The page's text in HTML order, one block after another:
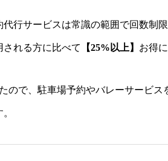
行サービスは常識の範囲で回数制限
れる方に比べて 【25%以上】 お得
ので、駐車場予約やバレーサービ